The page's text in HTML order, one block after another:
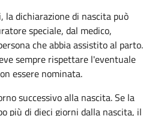
la dichiarazione di nascita può
speciale, dal medico,
che abbia assistito al parto.
sempre rispettare l'eventuale
essere nominata.
successivo alla nascita. Se la
più di dieci giorni dalla nascita, il